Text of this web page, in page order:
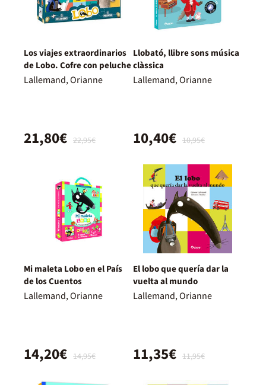
Los viajes extraordinarios
de Lobo. Cofre con peluche
Lallemand, Orianne
22,95€
21,80€
Llobató, llibre sons música
clàssica
Lallemand, Orianne
10,95€
10,40€
Mi maleta Lobo en el País
de los Cuentos
Lallemand, Orianne
14,95€
14,20€
El lobo que quería dar la
vuelta al mundo
Lallemand, Orianne
11,95€
11,35€